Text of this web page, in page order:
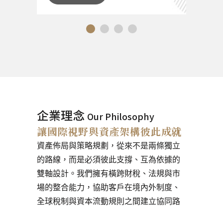
企業理念 Our Philosophy
讓國際視野與資產架構彼此成就
資產佈局與策略規劃，從來不是兩條獨立
的路線，而是必須彼此支撐、互為依據的
雙軸設計。我們擁有橫跨財稅、法規與市
場的整合能力，協助客戶在境內外制度、
全球稅制與資本流動規則之間建立協同路